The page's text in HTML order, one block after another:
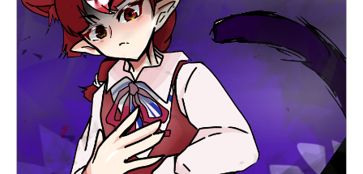
読みたい本が